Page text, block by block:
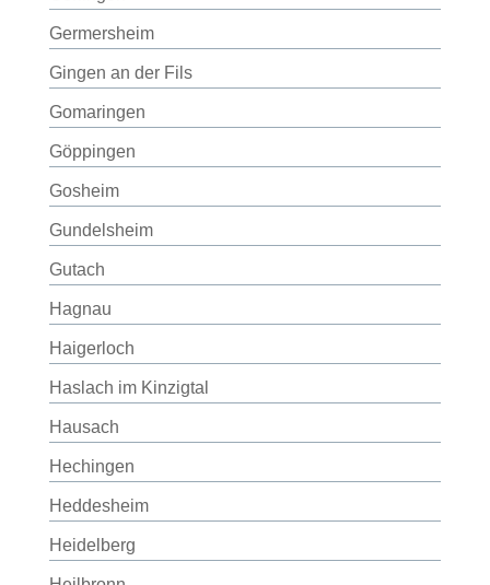
Germersheim
Gingen an der Fils
Gomaringen
Göppingen
Gosheim
Gundelsheim
Gutach
Hagnau
Haigerloch
Haslach im Kinzigtal
Hausach
Hechingen
Heddesheim
Heidelberg